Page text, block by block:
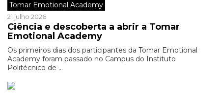
Tomar Emotional Academy
21 julho 2026
Ciência e descoberta a abrir a Tomar
Emotional Academy
Os primeiros dias dos participantes da Tomar Emotional
Academy foram passado no Campus do Instituto
Politécnico de ...